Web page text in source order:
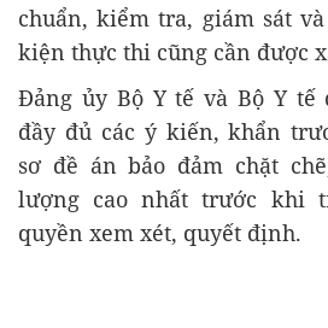
chuẩn, kiểm tra, giám sát
kiện thực thi cũng cần được
Đảng ủy Bộ Y tế và Bộ Y tế
đầy đủ các ý kiến, khẩn
sơ đề án bảo đảm chặt
lượng cao nhất trước khi
quyền xem xét, quyết định.